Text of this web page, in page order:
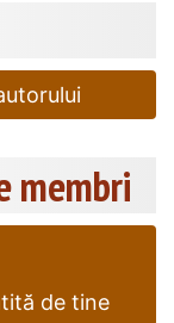
membri
de tine